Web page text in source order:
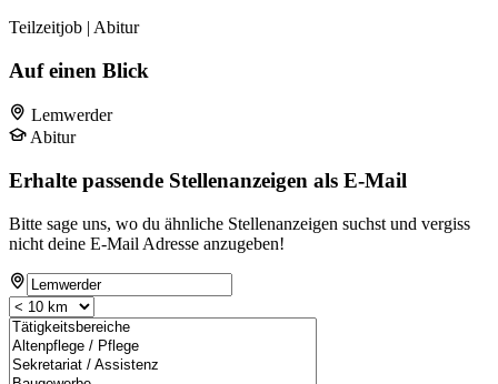
Teilzeitjob | Abitur
Auf einen Blick
Lemwerder
Abitur
Erhalte passende Stellenanzeigen als E-Mail
Bitte sage uns, wo du ähnliche Stellenanzeigen suchst und vergiss
nicht deine E-Mail Adresse anzugeben!